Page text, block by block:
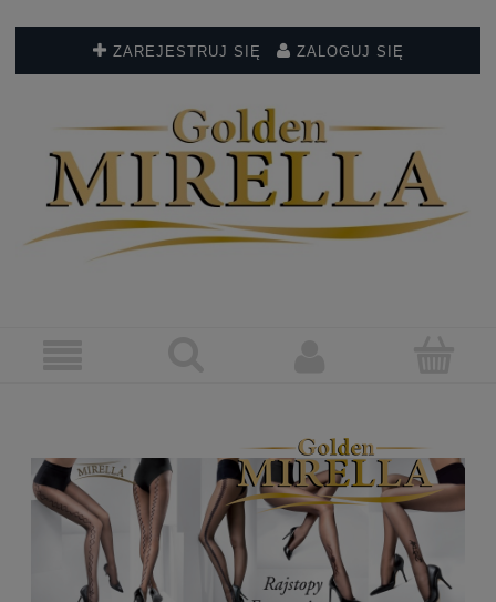
ZAREJESTRUJ SIĘ ZALOGUJ SIĘ